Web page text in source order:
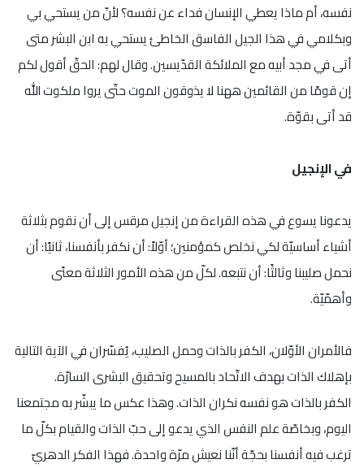
نفسه، أم ماذا يعطي الإنسان فداء عن نفسه؟ لأنّ من يستحي بي
وبكلامي في هذا الجيل الفاسق الخاطئ يستحي به ابن البشر متى
أتى في مجد أبيه مع الملائكة القدّيسين. وقال لهم: الحقّ أقول لكم
إن قومًا من القائمين ههنا لا يذوقون الموت حتّى يروا ملكوت الله
قد أتى بقوّة.
في الإنجيل
يدعونا يسوع في هذه القراءة من إنجيل مرقس إلى أن نقوم بثلاثة
أشياء أساسيّة لكي نخلص كمؤمنين؛ أوّلاً: أن نكفر بأنفسنا، ثانيًا: أن
نحمل صليبنا وثالثًا: أن نتبعه. لكلّ من هذه الأمور الثلاثة معنًى
وأهمّيّة.
فالأمران الأوّلان، الكفر بالذات وحمل الصليب، يُفسّران في الآية التالية
بإهلاك الذات بهدف الاتّحاد بالمسيح وتحقيق البشرى السارّة.
الكفر بالذات هو نفسه نكران الذات. وهذا عكس ما يبشّر به مجتمعنا
اليوم، وبخاصّة علم النفس الذي يدعو إلى حبّ الذات والقيام بكلّ ما
ترغب فيه أنفسنا بحجّة أنّنا نعيش مرّة واحدة. فهذا الفكر الدهريّ